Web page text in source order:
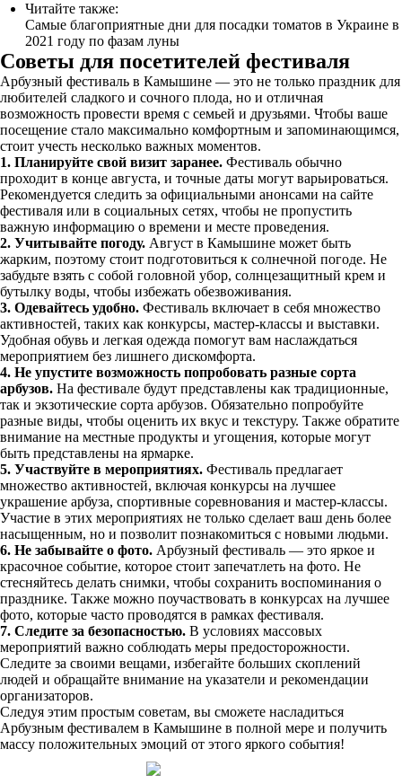
Читайте также:
Самые благоприятные дни для посадки томатов в Украине в
2021 году по фазам луны
Советы для посетителей фестиваля
Арбузный фестиваль в Камышине — это не только праздник для
любителей сладкого и сочного плода, но и отличная
возможность провести время с семьей и друзьями. Чтобы ваше
посещение стало максимально комфортным и запоминающимся,
стоит учесть несколько важных моментов.
1. Планируйте свой визит заранее. Фестиваль обычно
проходит в конце августа, и точные даты могут варьироваться.
Рекомендуется следить за официальными анонсами на сайте
фестиваля или в социальных сетях, чтобы не пропустить
важную информацию о времени и месте проведения.
2. Учитывайте погоду. Август в Камышине может быть
жарким, поэтому стоит подготовиться к солнечной погоде. Не
забудьте взять с собой головной убор, солнцезащитный крем и
бутылку воды, чтобы избежать обезвоживания.
3. Одевайтесь удобно. Фестиваль включает в себя множество
активностей, таких как конкурсы, мастер-классы и выставки.
Удобная обувь и легкая одежда помогут вам наслаждаться
мероприятием без лишнего дискомфорта.
4. Не упустите возможность попробовать разные сорта
арбузов. На фестивале будут представлены как традиционные,
так и экзотические сорта арбузов. Обязательно попробуйте
разные виды, чтобы оценить их вкус и текстуру. Также обратите
внимание на местные продукты и угощения, которые могут
быть представлены на ярмарке.
5. Участвуйте в мероприятиях. Фестиваль предлагает
множество активностей, включая конкурсы на лучшее
украшение арбуза, спортивные соревнования и мастер-классы.
Участие в этих мероприятиях не только сделает ваш день более
насыщенным, но и позволит познакомиться с новыми людьми.
6. Не забывайте о фото. Арбузный фестиваль — это яркое и
красочное событие, которое стоит запечатлеть на фото. Не
стесняйтесь делать снимки, чтобы сохранить воспоминания о
празднике. Также можно поучаствовать в конкурсах на лучшее
фото, которые часто проводятся в рамках фестиваля.
7. Следите за безопасностью. В условиях массовых
мероприятий важно соблюдать меры предосторожности.
Следите за своими вещами, избегайте больших скоплений
людей и обращайте внимание на указатели и рекомендации
организаторов.
Следуя этим простым советам, вы сможете насладиться
Арбузным фестивалем в Камышине в полной мере и получить
массу положительных эмоций от этого яркого события!